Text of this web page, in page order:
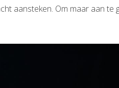
aansteken. Om maar aan te